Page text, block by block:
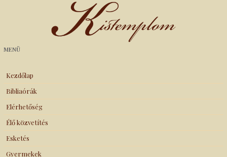
Kistemplom
MENÜ
Kezdőlap
Bibliaórák
Elérhetőség
Élő közvetítés
Esketés
Gyermekek